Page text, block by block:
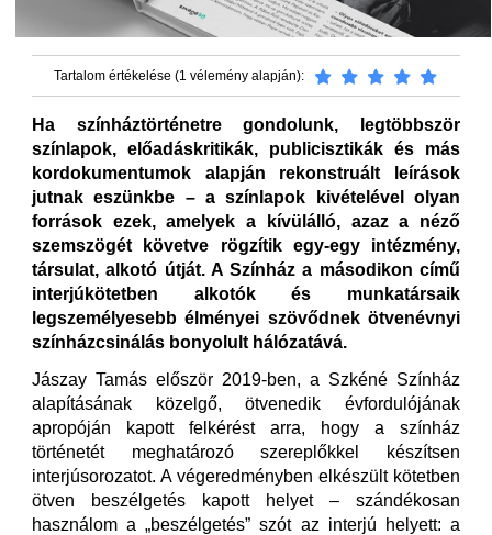
Tartalom értékelése (1 vélemény alapján):
Ha színháztörténetre gondolunk, legtöbbször
színlapok, előadáskritikák, publicisztikák és más
kordokumentumok alapján rekonstruált leírások
jutnak eszünkbe – a színlapok kivételével olyan
források ezek, amelyek a kívülálló, azaz a néző
szemszögét követve rögzítik egy-egy intézmény,
társulat, alkotó útját. A Színház a másodikon című
interjúkötetben alkotók és munkatársaik
legszemélyesebb élményei szövődnek ötvenévnyi
színházcsinálás bonyolult hálózatává.
Jászay Tamás először 2019-ben, a Szkéné Színház
alapításának közelgő, ötvenedik évfordulójának
apropóján kapott felkérést arra, hogy a színház
történetét meghatározó szereplőkkel készítsen
interjúsorozatot. A végeredményben elkészült kötetben
ötven beszélgetés kapott helyet – szándékosan
használom a „beszélgetés” szót az interjú helyett: a